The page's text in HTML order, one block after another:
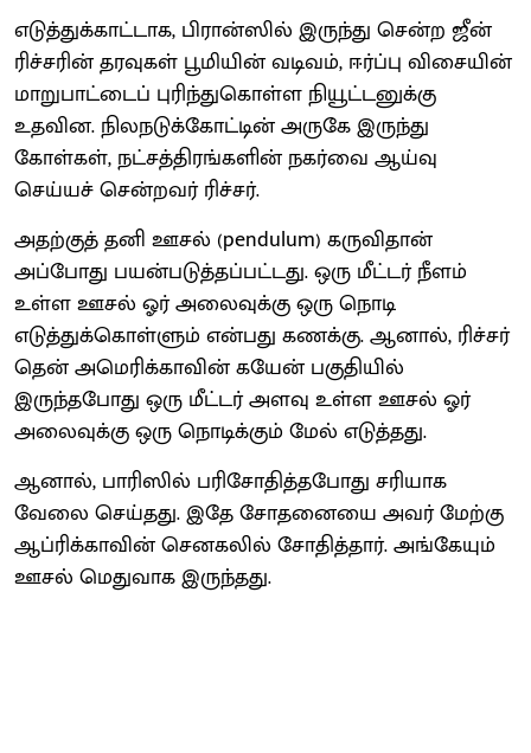
எடுத்துக்காட்டாக, பிரான்ஸில் இருந்து சென்ற ஜீன்
ரிச்சரின் தரவுகள் பூமியின் வடிவம், ஈர்ப்பு விசையின்
மாறுபாட்டைப் புரிந்துகொள்ள நியூட்டனுக்கு
உதவின. நிலநடுக்கோட்டின் அருகே இருந்து
கோள்கள், நட்சத்திரங்களின் நகர்வை ஆய்வு
செய்யச் சென்றவர் ரிச்சர்.
அதற்குத் தனி ஊசல் (pendulum) கருவிதான்
அப்போது பயன்படுத்தப்பட்டது. ஒரு மீட்டர் நீளம்
உள்ள ஊசல் ஓர் அலைவுக்கு ஒரு நொடி
எடுத்துக்கொள்ளும் என்பது கணக்கு. ஆனால், ரிச்சர்
தென் அமெரிக்காவின் கயேன் பகுதியில்
இருந்தபோது ஒரு மீட்டர் அளவு உள்ள ஊசல் ஓர்
அலைவுக்கு ஒரு நொடிக்கும் மேல் எடுத்தது.
ஆனால், பாரிஸில் பரிசோதித்தபோது சரியாக
வேலை செய்தது. இதே சோதனையை அவர் மேற்கு
ஆப்ரிக்காவின் செனகலில் சோதித்தார். அங்கேயும்
ஊசல் மெதுவாக இருந்தது.